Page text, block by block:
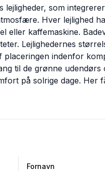
lejligheder, som
Hver lejlighed
eller kaffemaskine.
Lejlighedernes
indenfor
til de grønne
på solrige dage. Her
Fornavn